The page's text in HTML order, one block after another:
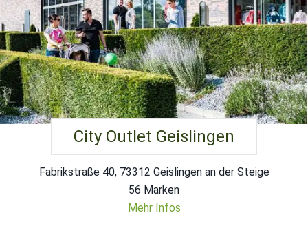
City Outlet Geislingen
Fabrikstraße 40, 73312 Geislingen an der Steige
56 Marken
Mehr Infos